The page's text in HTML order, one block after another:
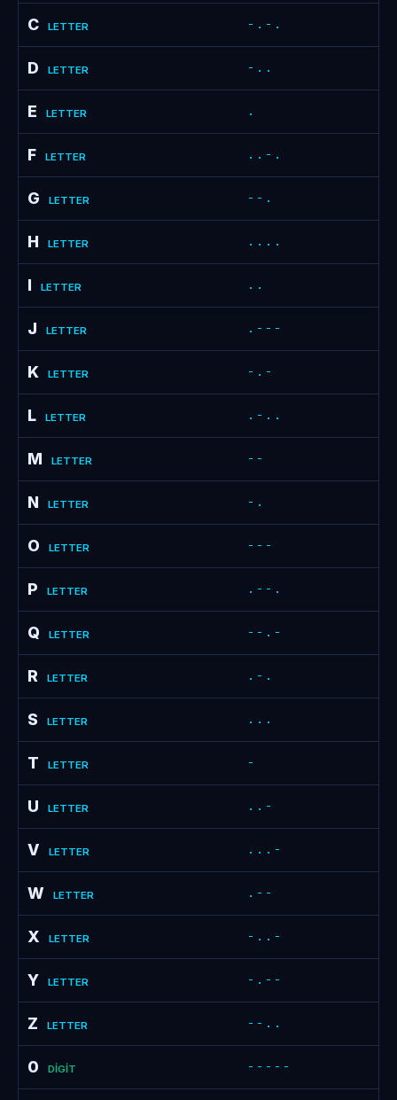
C LETTER -.-.
D LETTER -..
E LETTER .
F LETTER ..-.
G LETTER --.
H LETTER ....
I LETTER ..
J LETTER .---
K LETTER -.-
L LETTER .-..
M LETTER --
N LETTER -.
O LETTER ---
P LETTER .--.
Q LETTER --.-
R LETTER .-.
S LETTER ...
T LETTER -
U LETTER ..-
V LETTER ...-
W LETTER .--
X LETTER -..-
Y LETTER -.--
Z LETTER --..
0 DIGIT -----